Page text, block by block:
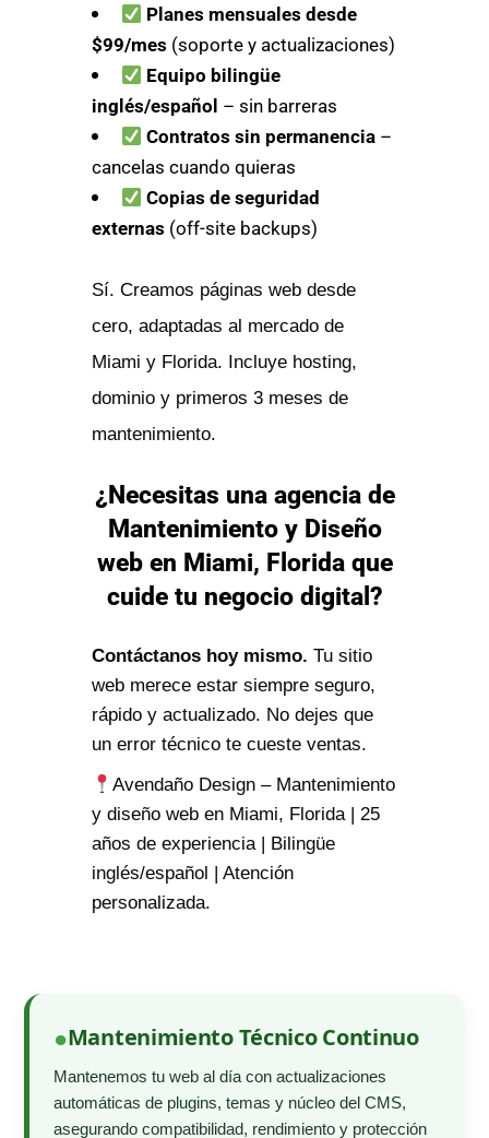
Planes mensuales desde
$99/mes (soporte y actualizaciones)
Equipo bilingüe
inglés/español – sin barreras
Contratos sin permanencia –
cancelas cuando quieras
Copias de seguridad
externas (off-site backups)
Sí. Creamos páginas web desde
cero, adaptadas al mercado de
Miami y Florida. Incluye hosting,
dominio y primeros 3 meses de
mantenimiento.
¿Necesitas una agencia de
Mantenimiento y Diseño
web en Miami, Florida que
cuide tu negocio digital?
Contáctanos hoy mismo. Tu sitio
web merece estar siempre seguro,
rápido y actualizado. No dejes que
un error técnico te cueste ventas.
Avendaño Design – Mantenimiento
y diseño web en Miami, Florida | 25
años de experiencia | Bilingüe
inglés/español | Atención
personalizada.
Mantenimiento Técnico Continuo
Mantenemos tu web al día con actualizaciones
automáticas de plugins, temas y núcleo del CMS,
asegurando compatibilidad, rendimiento y protección